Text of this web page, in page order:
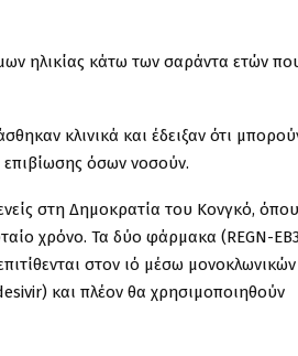
ηλικίας κάτω των σαράντα ετών
κλινικά και έδειξαν ότι
όσων νοσούν.
στη Δημοκρατία του Κονγκό, όπου
χρόνο. Τα δύο φάρμακα (REGN-
στον ιό μέσω μονοκλωνικών
και πλέον θα χρησιμοποιηθούν